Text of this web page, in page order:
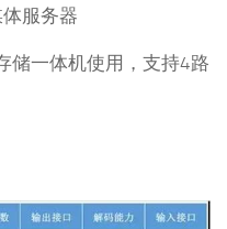
服务器
一体机使用，支持4路